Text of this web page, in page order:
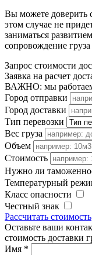
Вы можете доверить
этом случае не
заниматься
сопровождение груза
Запрос стоимости
Заявка на расчет
ВАЖНО: мы
Город отправки
Город доставки
Тип перевозки
Вес груза
Объем
Стоимость
Нужно ли
Температурный
Класс опасности
Честный знак
Рассчитать стоимость
Оставьте ваши
стоимость доставки
Имя *